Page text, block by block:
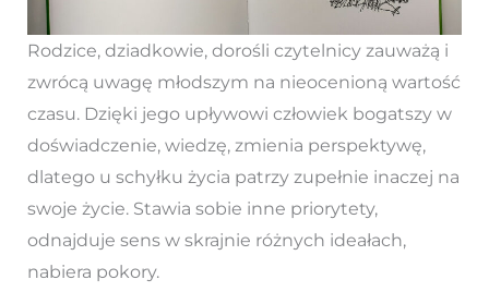
Rodzice, dziadkowie, dorośli czytelnicy zauważą i
zwrócą uwagę młodszym na nieocenioną wartość
czasu. Dzięki jego upływowi człowiek bogatszy w
doświadczenie, wiedzę, zmienia perspektywę,
dlatego u schyłku życia patrzy zupełnie inaczej na
swoje życie. Stawia sobie inne priorytety,
odnajduje sens w skrajnie różnych ideałach,
nabiera pokory.